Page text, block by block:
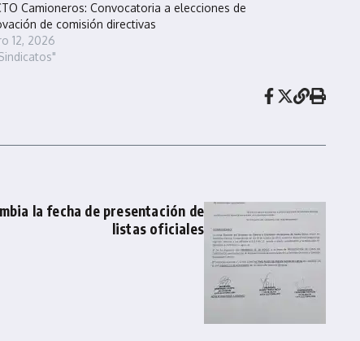
Camioneros: Convocatoria a elecciones de
de comisión directivas
12, 2026
la fecha de presentación de
listas oficiales